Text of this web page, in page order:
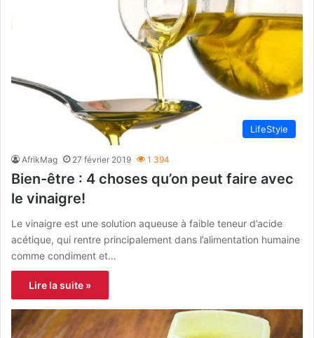
LifeStyle
AfrikMag 27 février 2019 1 394
Bien-être : 4 choses qu’on peut faire avec
le vinaigre!
Le vinaigre est une solution aqueuse à faible teneur d’acide
acétique, qui rentre principalement dans l’alimentation humaine
comme condiment et…
Lire la suite »